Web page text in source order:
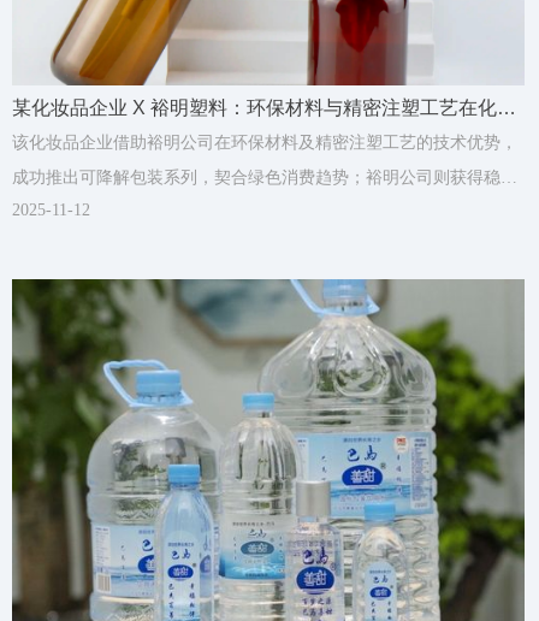
某化妆品企业 X 裕明塑料：环保材料与精密注塑工艺在化妆
品行业的优秀实践
该化妆品企业借助裕明公司在环保材料及精密注塑工艺的技术优势，
成功推出可降解包装系列，契合绿色消费趋势；裕明公司则获得稳定
高端订单，提升品牌行业影响力。合作模式创新性体现在联合研发机
市周期缩短40%。此外，小批量柔性生产能力可适配不同规模品牌，
实现经验快速迁移。
2025-11-12